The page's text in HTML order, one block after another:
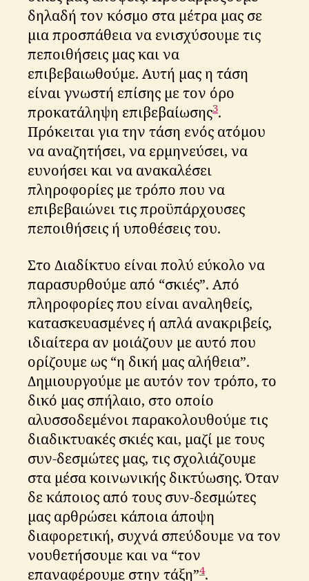
δηλαδή τον κόσμο στα μέτρα μας σε
μια προσπάθεια να ενισχύσουμε τις
πεποιθήσεις μας και να
επιβεβαιωθούμε. Αυτή μας η τάση
είναι γνωστή επίσης με τον όρο
προκατάληψη επιβεβαίωσης3.
Πρόκειται για την τάση ενός ατόμου
να αναζητήσει, να ερμηνεύσει, να
ευνοήσει και να ανακαλέσει
πληροφορίες με τρόπο που να
επιβεβαιώνει τις προϋπάρχουσες
πεποιθήσεις ή υποθέσεις του.
Στο Διαδίκτυο είναι πολύ εύκολο να
παρασυρθούμε από “σκιές”. Από
πληροφορίες που είναι αναληθείς,
κατασκευασμένες ή απλά ανακριβείς,
ιδιαίτερα αν μοιάζουν με αυτό που
ορίζουμε ως “η δική μας αλήθεια”.
Δημιουργούμε με αυτόν τον τρόπο, το
δικό μας σπήλαιο, στο οποίο
αλυσσοδεμένοι παρακολουθούμε τις
διαδικτυακές σκιές και, μαζί με τους
συν-δεσμώτες μας, τις σχολιάζουμε
στα μέσα κοινωνικής δικτύωσης. Όταν
δε κάποιος από τους συν-δεσμώτες
μας αρθρώσει κάποια άποψη
διαφορετική, συχνά σπεύδουμε να τον
νουθετήσουμε και να “τον
επαναφέρουμε στην τάξη”4.